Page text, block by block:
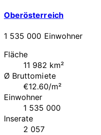
Oberösterreich
1 535 000 Einwohner
Fläche
11 982 km²
Ø Bruttomiete
€12.60/m²
Einwohner
1 535 000
Inserate
2 057